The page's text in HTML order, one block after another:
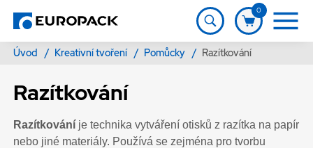
0
Úvod / Kreativní tvoření / Pomůcky / Razítkování
Razítkování
Razítkování je technika vytváření otisků z razítka na papír
nebo jiné materiály. Používá se zejména pro tvorbu